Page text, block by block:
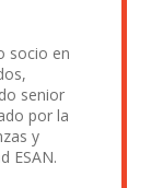
socio en
senior
por la
y
ESAN.